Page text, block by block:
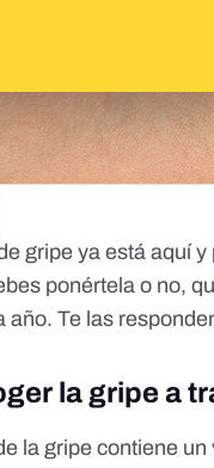
gripe ya está aquí
ponértela o no,
año. Te las
la gripe a
la gripe contiene